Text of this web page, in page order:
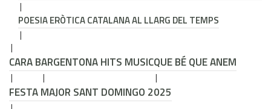
POESIA ERÒTICA CATALANA AL LLARG DEL TEMPS
CARA BARGENTONA HITS MUSICQUE BÉ QUE ANEM
FESTA MAJOR SANT DOMINGO 2025